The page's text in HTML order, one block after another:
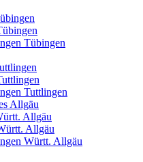
Tübingen
Tuttlingen
Allgäu
Allgäu
Allgäu
Württ. Allgäu